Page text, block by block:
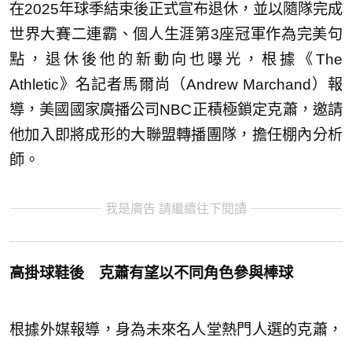
在2025年球季結束後正式宣布退休，並以隨隊完成
世界大賽二連霸、個人生涯第3座冠軍作為完美句
點，退休後他的新動向也曝光，根據《The
Athletic》名記者馬爾尚（Andrew Marchand）報
導，美國國家廣播公司NBC正積極鎖定克蕭，邀請
他加入即將成形的大聯盟轉播團隊，擔任棚內分析
師。
我是廣告 請繼續往下閱讀
高掛球鞋後 克蕭有望以不同角色參與棒球
根據外媒報導，身為未來名人堂熱門人選的克蕭，